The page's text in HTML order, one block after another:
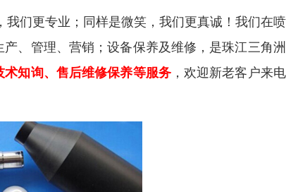
我们更专业；同样是微笑，我们更真诚！ 我们在
产、管理、营销 ；设备保养及维修，是珠江三角
术知询、售后维修保养等服务，欢迎新老客户来